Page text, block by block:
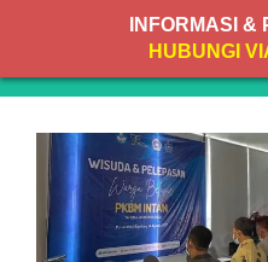
content
INFORMASI &
HUBUNGI